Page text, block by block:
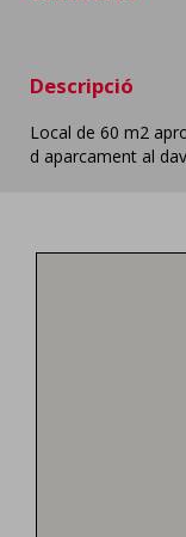
Descripció
Local de 60 m2
d aparcament al